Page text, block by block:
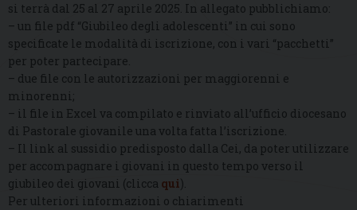
si terrà dal 25 al 27 aprile 2025. In allegato pubblichiamo:
– un file pdf “Giubileo degli adolescenti” in cui sono
specificate le modalità di iscrizione, con i vari “pacchetti”
per poter partecipare.
– ⁠due file con le autorizzazioni per maggiorenni e
minorenni;
– ⁠il file in Excel va compilato e rinviato all’ufficio diocesano
di Pastorale giovanile una volta fatta l’iscrizione.
– ⁠Il link al sussidio predisposto dalla Cei, da poter utilizzare
per accompagnare i giovani in questo tempo verso il
giubileo dei giovani (clicca qui).
Per ulteriori informazioni o chiarimenti